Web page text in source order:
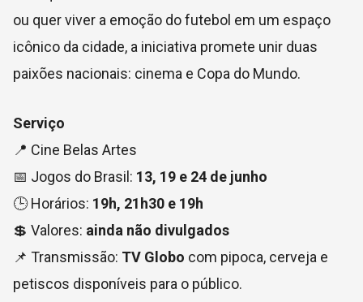
ou quer viver a emoção do futebol em um espaço
icônico da cidade, a iniciativa promete unir duas
paixões nacionais: cinema e Copa do Mundo.
Serviço
📍 Cine Belas Artes
📅 Jogos do Brasil: 13, 19 e 24 de junho
🕒 Horários: 19h, 21h30 e 19h
💲 Valores: ainda não divulgados
📌 Transmissão: TV Globo com pipoca, cerveja e
petiscos disponíveis para o público.